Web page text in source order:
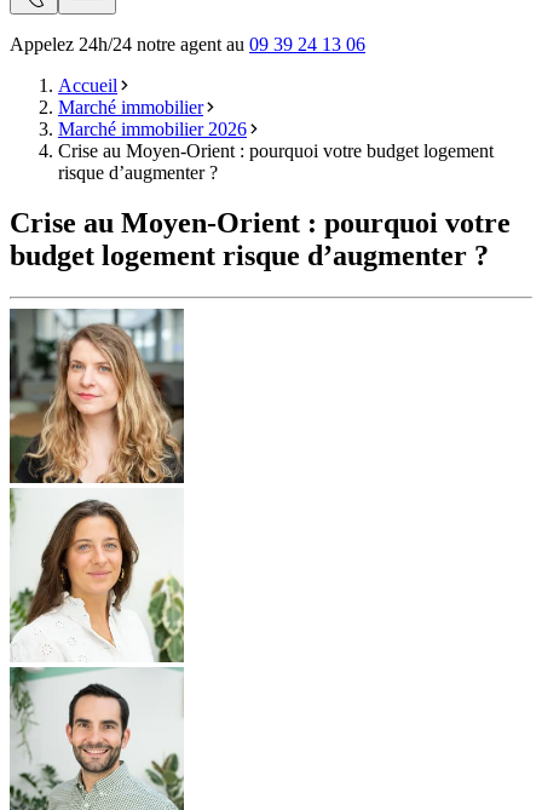
Appelez 24h/24 notre agent au 09 39 24 13 06
Accueil
Marché immobilier
Marché immobilier 2026
Crise au Moyen-Orient : pourquoi votre budget logement
risque d’augmenter ?
Crise au Moyen-Orient : pourquoi votre
budget logement risque d’augmenter ?